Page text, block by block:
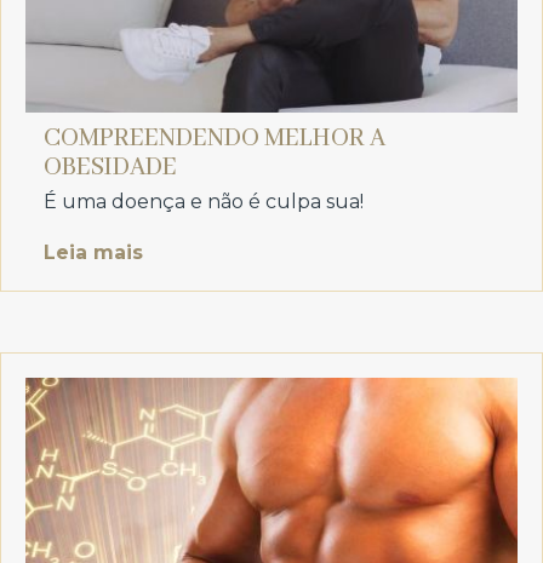
COMPREENDENDO MELHOR A
OBESIDADE
É uma doença e não é culpa sua!
Leia mais